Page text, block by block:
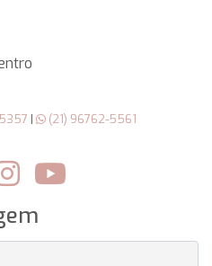
|
(21) 96762-5561